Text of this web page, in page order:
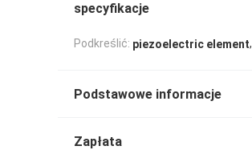
specyfikacje
Podkreślić: piezoelectric element,
Podstawowe informacje
Zapłata